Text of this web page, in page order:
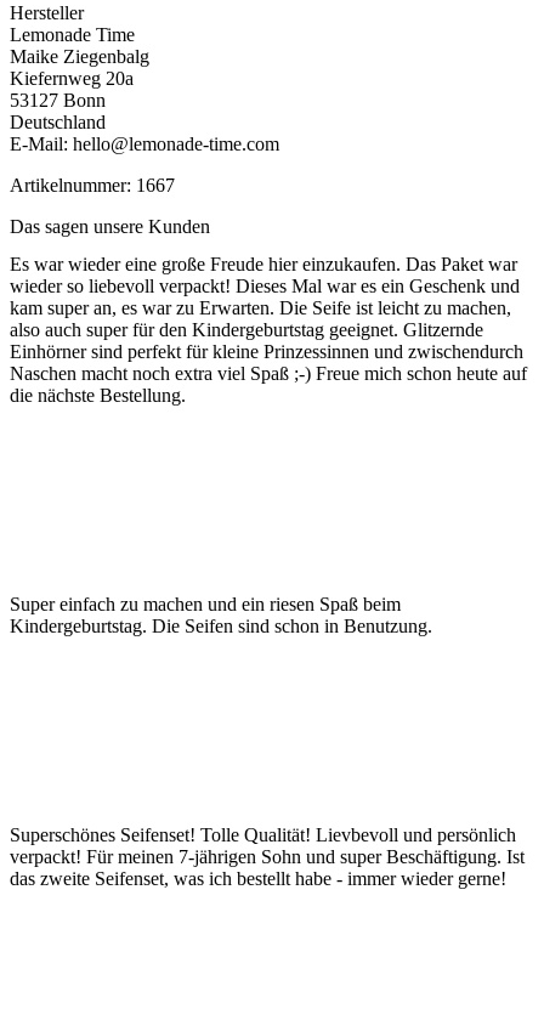
Hersteller
Lemonade Time
Maike Ziegenbalg
Kiefernweg 20a
53127 Bonn
Deutschland
E-Mail: hello@lemonade-time.com
Artikelnummer: 1667
Das sagen unsere Kunden
Es war wieder eine große Freude hier einzukaufen. Das Paket war
wieder so liebevoll verpackt! Dieses Mal war es ein Geschenk und
kam super an, es war zu Erwarten. Die Seife ist leicht zu machen,
also auch super für den Kindergeburtstag geeignet. Glitzernde
Einhörner sind perfekt für kleine Prinzessinnen und zwischendurch
Naschen macht noch extra viel Spaß ;-) Freue mich schon heute auf
die nächste Bestellung.
Super einfach zu machen und ein riesen Spaß beim
Kindergeburtstag. Die Seifen sind schon in Benutzung.
Superschönes Seifenset! Tolle Qualität! Lievbevoll und persönlich
verpackt! Für meinen 7-jährigen Sohn und super Beschäftigung. Ist
das zweite Seifenset, was ich bestellt habe - immer wieder gerne!